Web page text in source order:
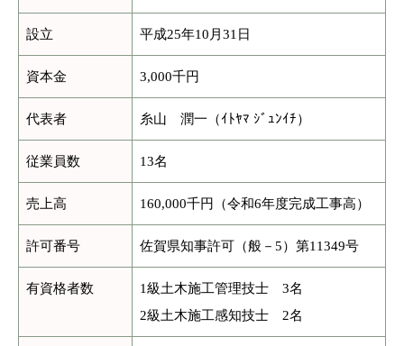
設立 平成25年10月31日
資本金 3,000千円
代表者 糸山 潤一（ｲﾄﾔﾏ ｼﾞｭﾝｲﾁ）
従業員数 13名
売上高 160,000千円（令和6年度完成工事高）
許可番号 佐賀県知事許可（般－5）第11349号
有資格者数
1級土木施工管理技士 3名
2級土木施工感知技士 2名